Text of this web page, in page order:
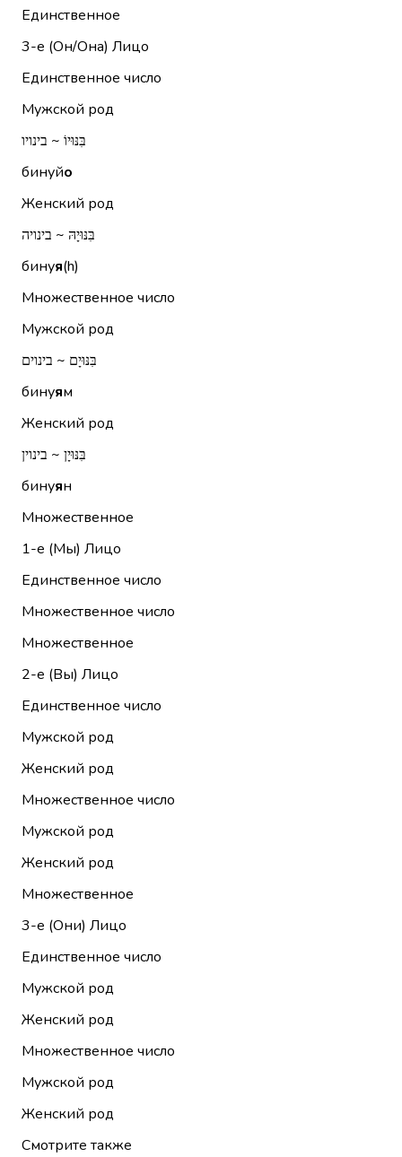
Единственное
3-е (Он/Она) Лицо
Единственное число
Мужской род
בִּנּוּיוֹ ~ בינויו
бинуйо
Женский род
בִּנּוּיָהּ ~ בינויה
бинуя(h)
Множественное число
Мужской род
בִּנּוּיָם ~ בינוים
бинуям
Женский род
בִּנּוּיָן ~ בינוין
бинуян
Множественное
1-е (Мы) Лицо
Единственное число
Множественное число
Множественное
2-е (Вы) Лицо
Единственное число
Мужской род
Женский род
Множественное число
Мужской род
Женский род
Множественное
3-е (Они) Лицо
Единственное число
Мужской род
Женский род
Множественное число
Мужской род
Женский род
Смотрите также